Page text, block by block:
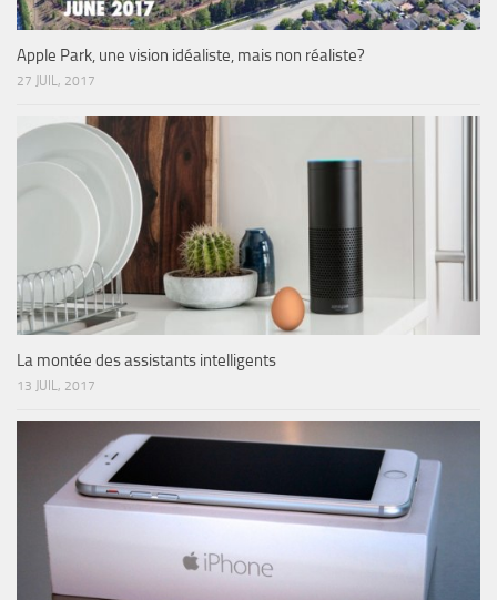
Apple Park, une vision idéaliste, mais non réaliste?
27 JUIL, 2017
La montée des assistants intelligents
13 JUIL, 2017